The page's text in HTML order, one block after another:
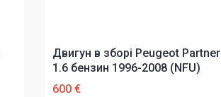
Двигун в зборі Peugeot Partner
1.6 бензин 1996-2008 (NFU)
600 €